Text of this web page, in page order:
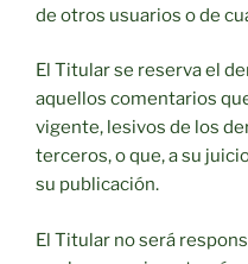
de otros usuarios o de
El Titular se reserva el
aquellos comentarios
vigente, lesivos de los
terceros, o que, a su
su publicación.
El Titular no será